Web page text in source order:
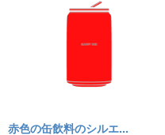
赤色の缶飲料のシルエ...